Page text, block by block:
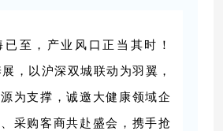
至，产业风口正当其时！
，以沪深双城联动为羽翼，
为支撑，诚邀大健康领域企
采购客商共赴盛会，携手抢